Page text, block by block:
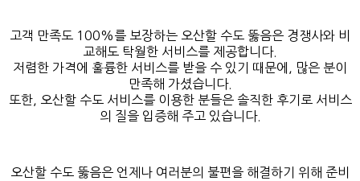
고객 만족도 100%를 보장하는 오산할 수도 뚫음은 경쟁사와 비
교해도 탁월한 서비스를 제공합니다.
저렴한 가격에 훌륭한 서비스를 받을 수 있기 때문에, 많은 분이
만족해 가셨습니다.
또한, 오산할 수도 서비스를 이용한 분들은 솔직한 후기로 서비스
의 질을 입증해 주고 있습니다.
오산할 수도 뚫음은 언제나 여러분의 불편을 해결하기 위해 준비